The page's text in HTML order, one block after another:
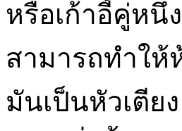
หรือเก้าอี้คู่หนึ่
สามารถทำใ
มันเป็นหัวเตีย